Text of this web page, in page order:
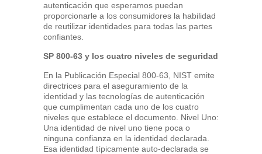
autenticación que esperamos puedan
proporcionarle a los consumidores la habilidad
de reutilizar identidades para todas las partes
confiantes.
SP 800-63 y los cuatro niveles de seguridad
En la Publicación Especial 800-63, NIST emite
directrices para el aseguramiento de la
identidad y las tecnologías de autenticación
que cumplimentan cada uno de los cuatro
niveles que establece el documento. Nivel Uno:
Una identidad de nivel uno tiene poca o
ninguna confianza en la identidad declarada.
Esa identidad típicamente auto-declarada se